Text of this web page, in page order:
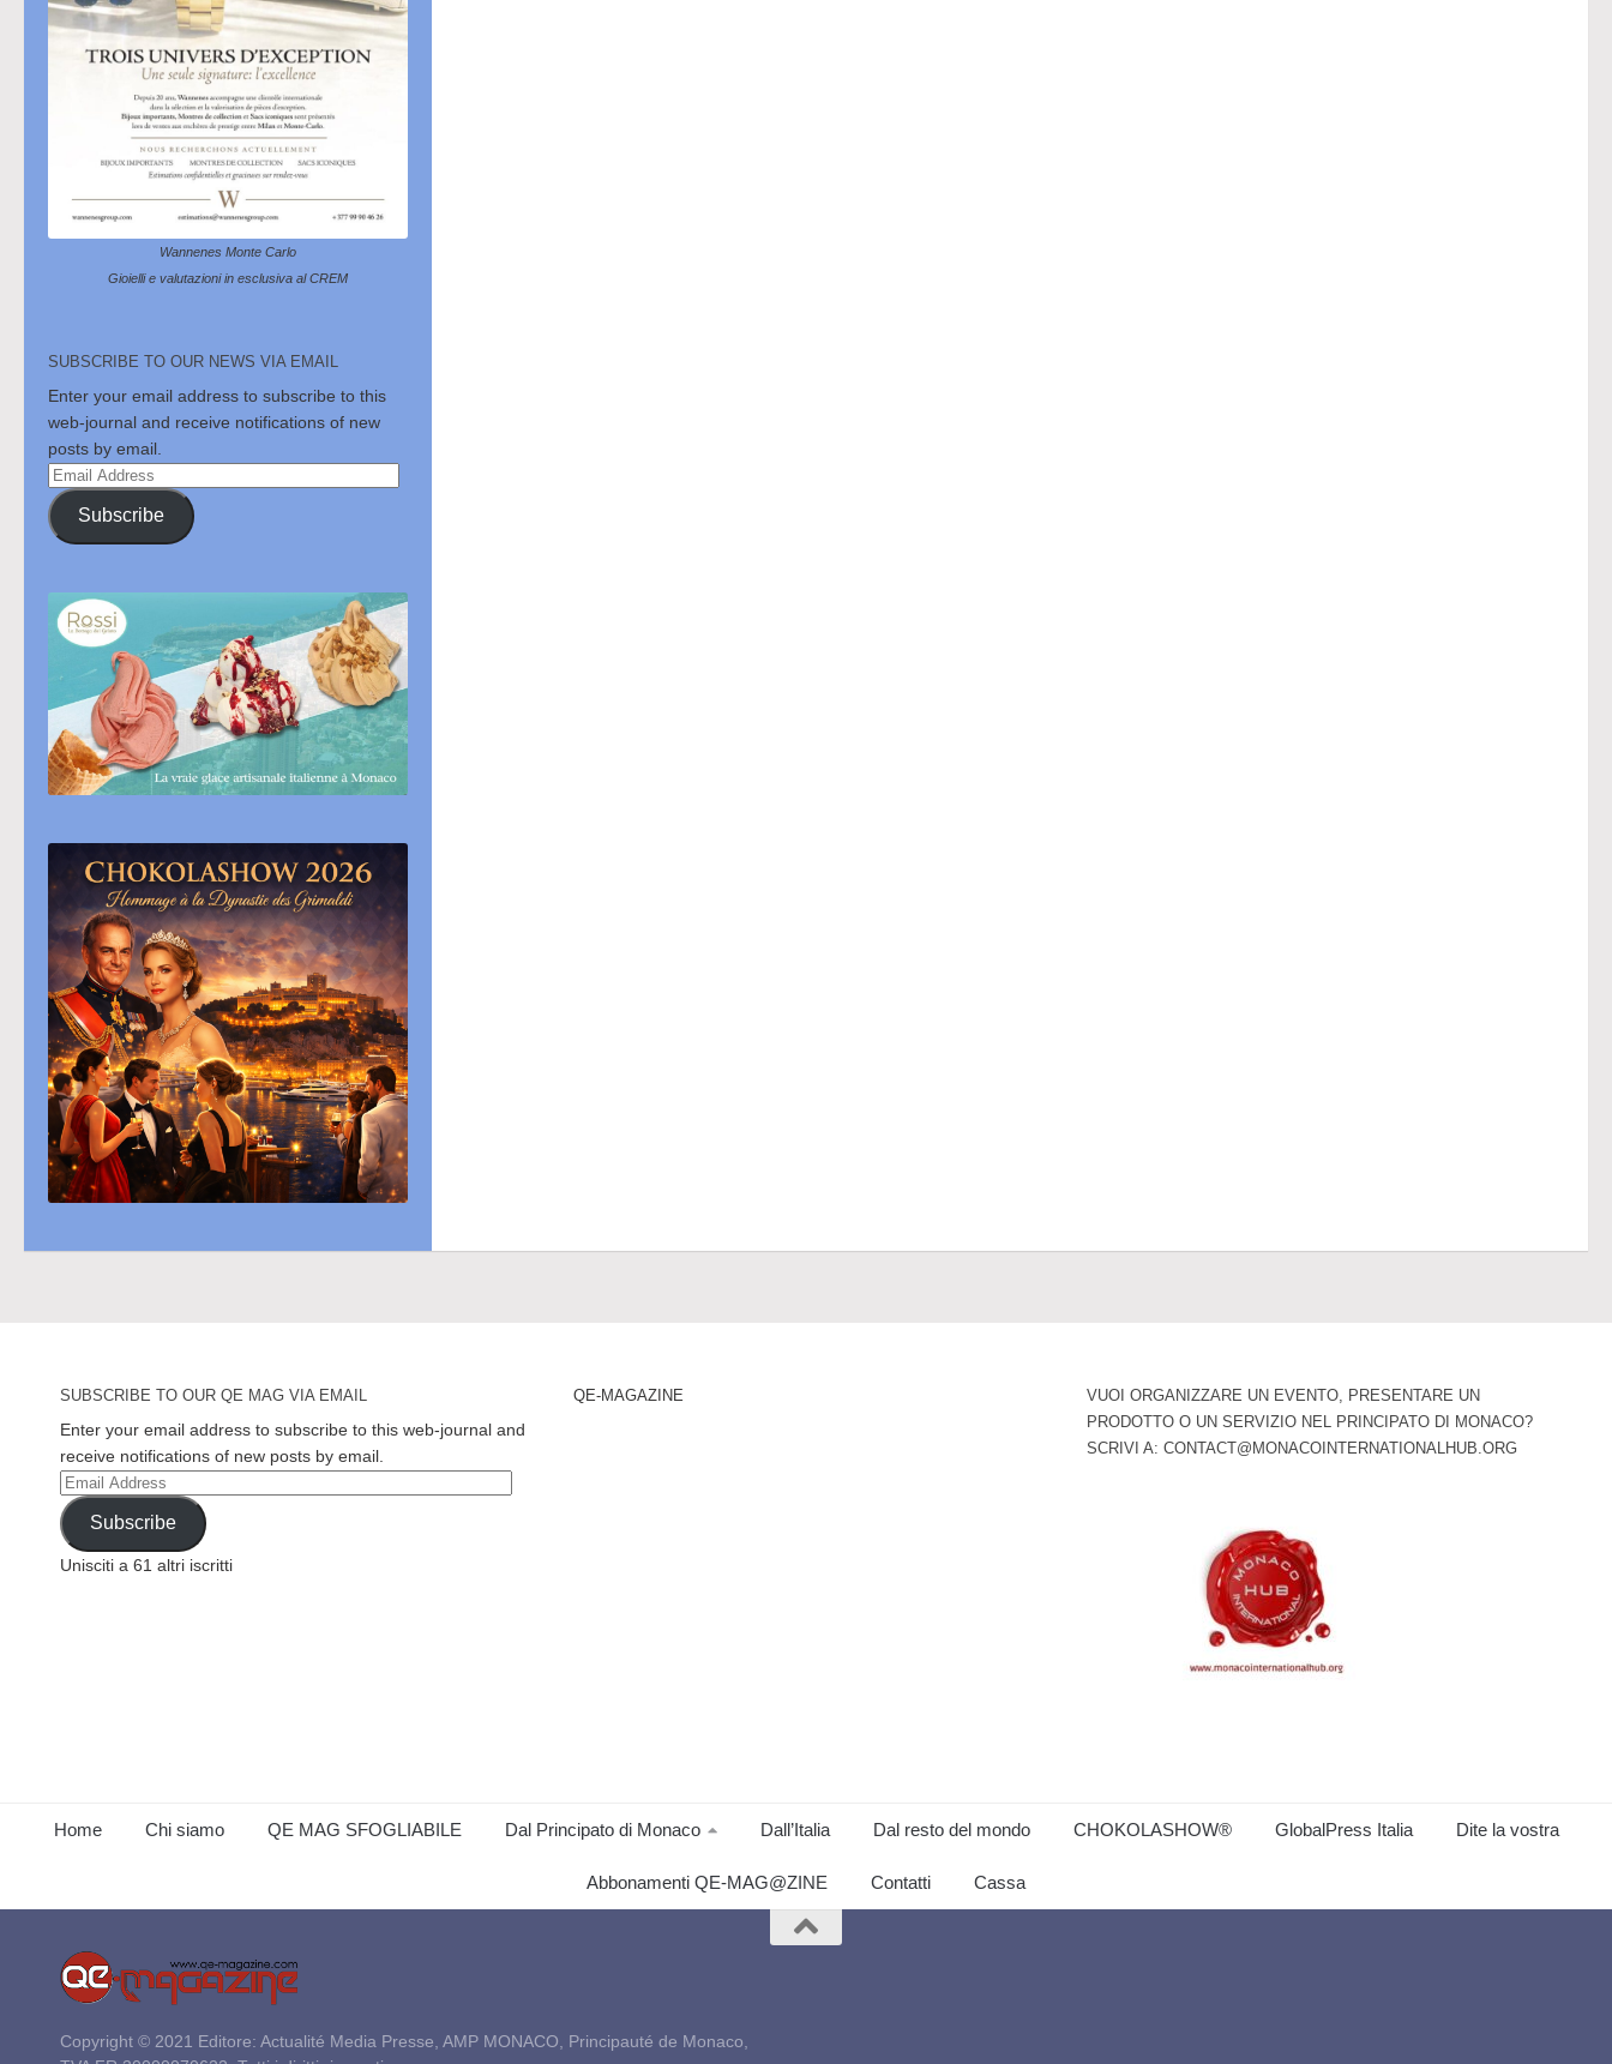
Wannenes Monte Carlo
Gioielli e valutazioni in esclusiva al CREM
SUBSCRIBE TO OUR NEWS VIA EMAIL
Enter your email address to subscribe to this
web-journal and receive notifications of new
posts by email.
Email
Address
Subscribe
SUBSCRIBE TO OUR QE MAG VIA EMAIL
Enter your email address to subscribe to this web-journal and
receive notifications of new posts by email.
Email
Address
Subscribe
Unisciti a 61 altri iscritti
QE-MAGAZINE
VUOI ORGANIZZARE UN EVENTO, PRESENTARE UN
PRODOTTO O UN SERVIZIO NEL PRINCIPATO DI MONACO?
SCRIVI A: CONTACT@MONACOINTERNATIONALHUB.ORG
Home Chi siamo QE MAG SFOGLIABILE Dal Principato di Monaco Dall’Italia Dal resto del mondo CHOKOLASHOW® GlobalPress Italia Dite la vostra
Abbonamenti QE-MAG@ZINE Contatti Cassa
Copyright © 2021 Editore: Actualité Media Presse, AMP MONACO, Principauté de Monaco,